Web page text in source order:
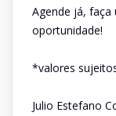
Agende já, faça
oportunidade!
*valores
Julio Estefano